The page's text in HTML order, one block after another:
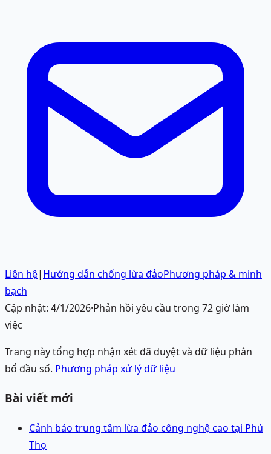
Liên hệ| Hướng dẫn chống lừa đảoPhương pháp & minh
bạch
Cập nhật: 4/1/2026·Phản hồi yêu cầu trong 72 giờ làm
việc
Trang này tổng hợp nhận xét đã duyệt và dữ liệu phân
bổ đầu số. Phương pháp xử lý dữ liệu
Bài viết mới
Cảnh báo trung tâm lừa đảo công nghệ cao tại Phú
Thọ